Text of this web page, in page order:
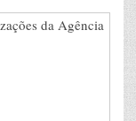
da Agência